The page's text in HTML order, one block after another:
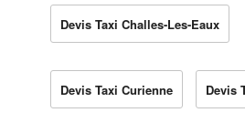
Devis Taxi Challes-Les-Eaux
Devis Taxi Curienne Devis